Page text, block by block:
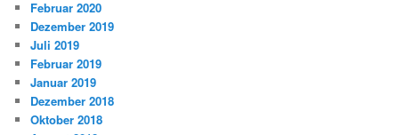
Februar 2020
Dezember 2019
Juli 2019
Februar 2019
Januar 2019
Dezember 2018
Oktober 2018